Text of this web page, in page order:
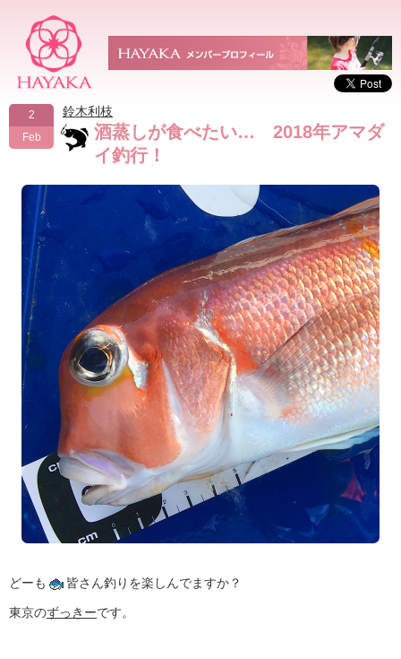
2
Feb
鈴木利枝
酒蒸しが食べたい… 2018年アマダ
イ釣行！
どーも 皆さん釣りを楽しんでますか？
東京のずっきーです。